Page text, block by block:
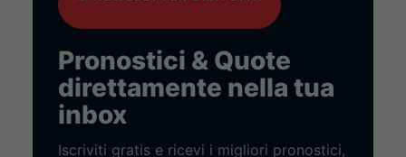
Pronostici & Quote
direttamente nella tua
inbox
Iscriviti gratis e ricevi i migliori pronostici,